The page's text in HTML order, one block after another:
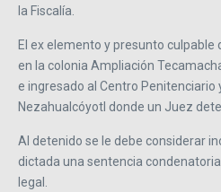
la Fiscalía.
El ex elemento y presunto
en la colonia Ampliación
e ingresado al Centro Penitenciario
Nezahualcóyotl donde un Juez
Al detenido se le debe considerar
dictada una sentencia
legal.